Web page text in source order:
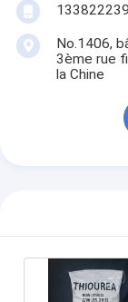
No.1406,
3ème rue
la Chine